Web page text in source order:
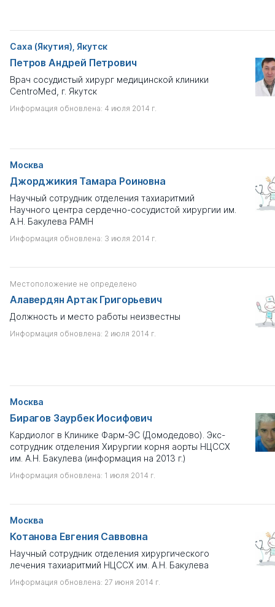
Саха (Якутия), Якутск
Петров Андрей Петрович
Врач сосудистый хирург медицинской клиники
CentroMed, г. Якутск
Информация обновлена: 4 июля 2014 г.
Москва
Джорджикия Тамара Роиновна
Научный сотрудник отделения тахиаритмий
Научного центра сердечно-сосудистой хирургии им.
А.Н. Бакулева РАМН
Информация обновлена: 3 июля 2014 г.
Местоположение не определено
Алавердян Артак Григорьевич
Должность и место работы неизвестны
Информация обновлена: 2 июля 2014 г.
Москва
Бирагов Заурбек Иосифович
Кардиолог в Клинике Фарм-ЭС (Домодедово). Экс-
сотрудник отделения Хирургии корня аорты НЦССХ
им. А.Н. Бакулева (информация на 2013 г.)
Информация обновлена: 1 июля 2014 г.
Москва
Котанова Евгения Саввовна
Научный сотрудник отделения хирургического
лечения тахиаритмий НЦССХ им. А.Н. Бакулева
Информация обновлена: 27 июня 2014 г.